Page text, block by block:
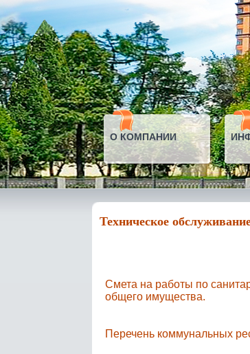
О КОМПАНИИ
Техническое
Смета на работы по
общего имущества.
Перечень коммунальных